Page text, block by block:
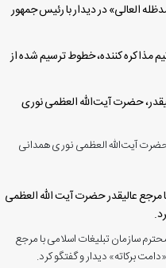
در دیدار با رئیس جمهور
مذاکره کننده، خطوط ترسیم شده از
حضرت آیت‌الله العظمی نوری
آیت‌الله العظمی نوری همدانی
عالیقدر حضرت آیت الله العظمی
تبلیغات اسلامی با مرجع
برکاته» دیدار و گفتگو کرد.